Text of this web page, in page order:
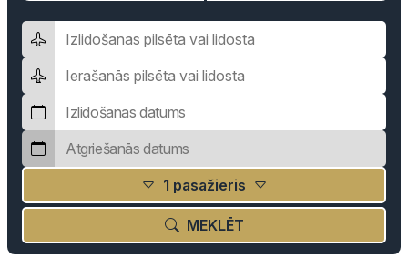
1 pasažieris
MEKLĒT